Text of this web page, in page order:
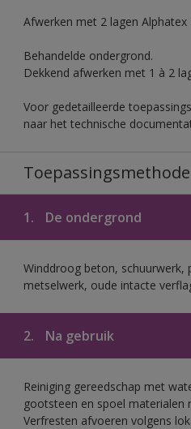
Afwerken met 2 lagen Alphatex
Behandelde ondergrond.
Dekkend afwerken met 1 à 2
Voor gedetailleerde
naar het technische
Toepassingsmethode
1. De ondergrond
Winddroog beton, schuurwerk,
metselwerk, oude intacte
2. Na gebruik
Reiniging gereedschap met
gootsteen en spoel materialen
Verfresten afvoeren volgens